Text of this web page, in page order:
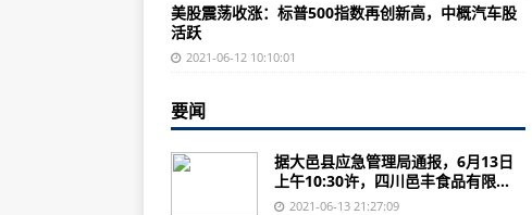
四川阆中暴雨致城区多处积水 个别道路发
网曝河北一幼儿园幼儿被老师脚踢视频
云南北迁象群持续在玉溪市易门县小范
北京市气象台发布雷电黄色预警信号
广州荔湾警方依法惩处3名违反疫情防控居
湖北十堰爆炸事故现场已搜救出150人
美股震荡收涨：标普500指数再创新高，中概汽车股
活跃
2021-06-12 10:10:01
要闻
据大邑县应急管理局通报，6月13日
上午10:30许，四川邑丰食品有限...
2021-06-13 21:27:09